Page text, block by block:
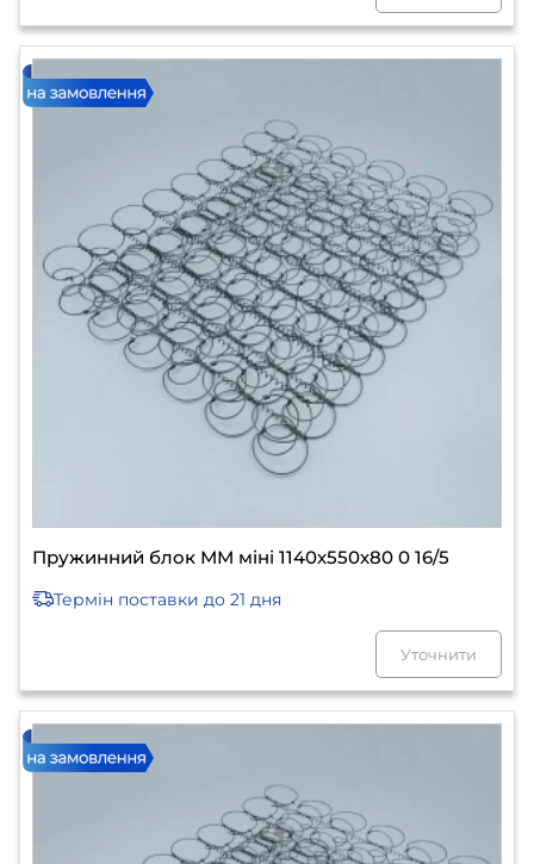
Пружинний блок ММ міні 1140х550х80 0 16/5
Термін поставки до 21 дня
Уточнити